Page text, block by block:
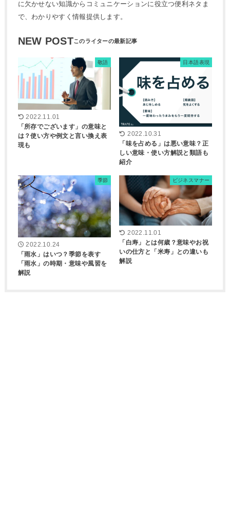
に欠かせない知識からコミュニケーションに役立つ便利ネタま
で、わかりやすく情報提供します。
NEW POST
敬語
2022.11.01
「所存でございます」の意味と
は？使い方や例文と言い換え表
現も
日本語表現
2022.10.31
「味を占める」は悪い意味？正
しい意味・使い方解説と類語も
紹介
季節
2022.10.24
「雨水」はいつ？季節を表す
「雨水」の時期・意味や風習を
解説
ビジネスマナー
2022.11.01
「白寿」とは何歳？意味やお祝
いの仕方と「米寿」との違いも
解説